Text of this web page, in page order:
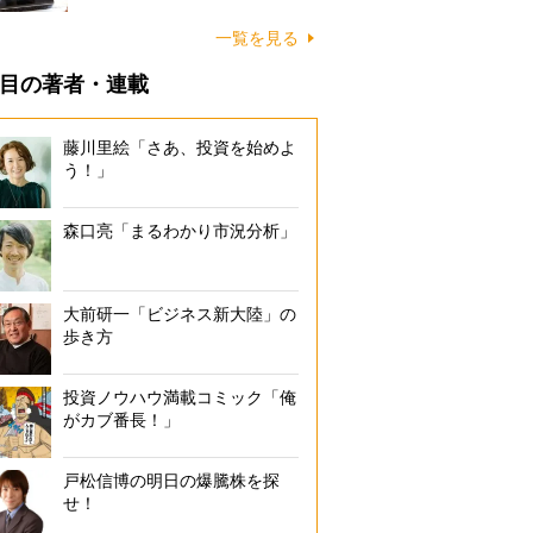
一覧を見る
の著者・連載
藤川里絵「さあ、投資を始めよ
う！」
森口亮「まるわかり市況分析」
大前研一「ビジネス新大陸」の
歩き方
投資ノウハウ満載コミック「俺
がカブ番長！」
戸松信博の明日の爆騰株を探
せ！